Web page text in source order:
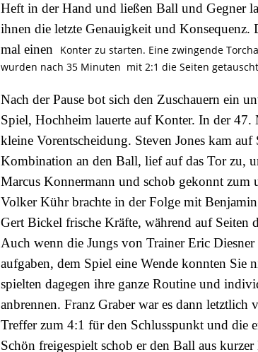
Heft in der Hand und ließen Ball und Gegner
ihnen die letzte Genauigkeit und Konsequenz.
mal einen
Konter zu starten. Eine zwingende
wurden nach 35 Minuten mit 2:1 die Seiten
Nach der Pause bot sich den Zuschauern ein
Spiel, Hochheim lauerte auf Konter. In der
kleine Vorentscheidung. Steven Jones kam auf
Kombination an den Ball, lief auf das Tor zu,
Marcus Konnermann und schob gekonnt zum
Volker Kühr brachte in der Folge mit
Gert Bickel frische Kräfte, während auf Seiten
Auch wenn die Jungs von Trainer Eric
aufgaben, dem Spiel eine Wende konnten Sie
spielten dagegen ihre ganze Routine und
anbrennen. Franz Graber war es dann
Treffer zum 4:1 für den Schlusspunkt und die
Schön freigespielt schob er den Ball aus